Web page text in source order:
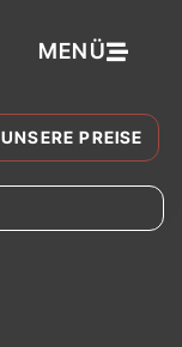
MENÜ
UNSERE PREISE